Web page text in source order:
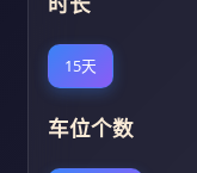
15天
车位个数